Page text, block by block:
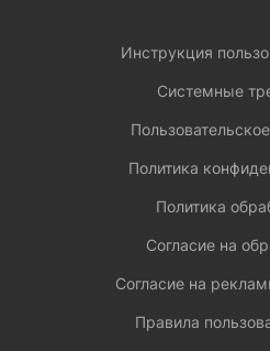
Инструкция
Системные
Политика
Политика
Согласие на
Согласие на
Правила